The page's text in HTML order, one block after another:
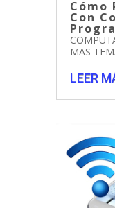
Cómo
Con
MAS
LEER